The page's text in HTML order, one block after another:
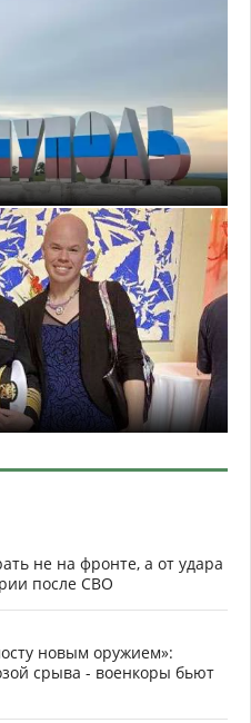
не на фронте, а от удара
после СВО
новым оружием»:
срыва - военкоры бьют